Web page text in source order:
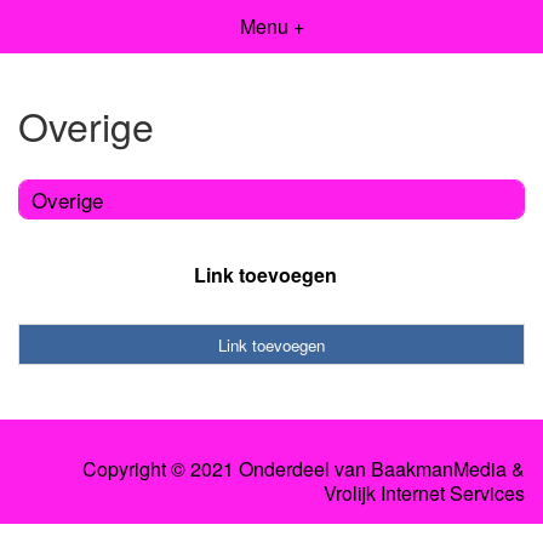
Menu +
Overige
Overige
Link toevoegen
Link toevoegen
Copyright © 2021 Onderdeel van BaakmanMedia&
Vrolijk Internet Services